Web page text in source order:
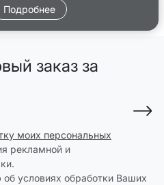
Подробнее
заказ за
моих персональных
рекламной и
условиях обработки Ваших